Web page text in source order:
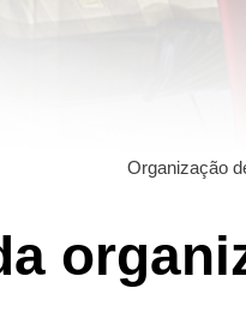
Organização